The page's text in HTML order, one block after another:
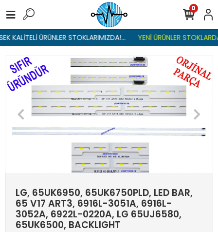
KALİTELİ ÜRÜNLER STOKLARIMIZDA!... YENİ ÜRÜNLER
0
LG, 65UK6950, 65UK6750PLD, LED BAR,
65 V17 ART3, 6916L-3051A, 6916L-
3052A, 6922L-0220A, LG 65UJ6580,
65UK6500, BACKLIGHT